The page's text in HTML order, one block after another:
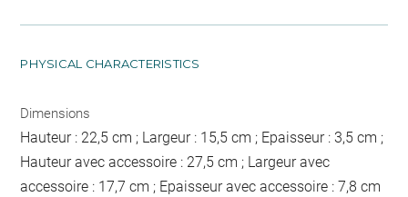
PHYSICAL CHARACTERISTICS
Dimensions
Hauteur : 22,5 cm ; Largeur : 15,5 cm ; Epaisseur : 3,5 cm ;
Hauteur avec accessoire : 27,5 cm ; Largeur avec
accessoire : 17,7 cm ; Epaisseur avec accessoire : 7,8 cm